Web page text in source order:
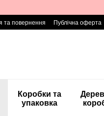
та повернення Публічна оферта
Коробки та
упаковка